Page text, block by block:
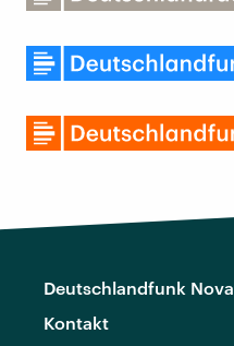
Deutschlandfunk Nova
Kontakt